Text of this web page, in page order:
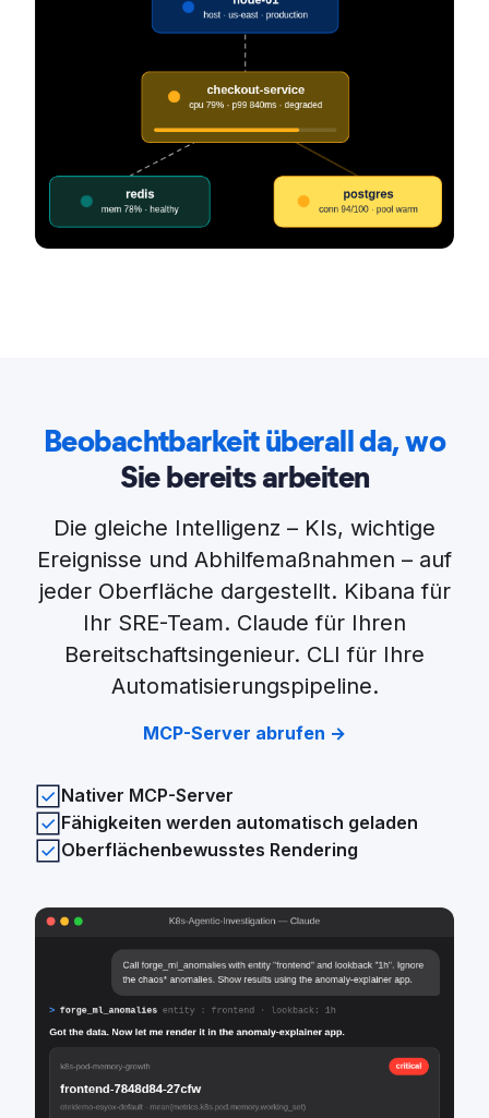
Beobachtbarkeit überall da, wo
Sie bereits arbeiten
Die gleiche Intelligenz – KIs, wichtige
Ereignisse und Abhilfemaßnahmen – auf
jeder Oberfläche dargestellt. Kibana für
Ihr SRE-Team. Claude für Ihren
Bereitschaftsingenieur. CLI für Ihre
Automatisierungspipeline.
MCP-Server abrufen →
Nativer MCP-Server
Fähigkeiten werden automatisch geladen
Oberflächenbewusstes Rendering